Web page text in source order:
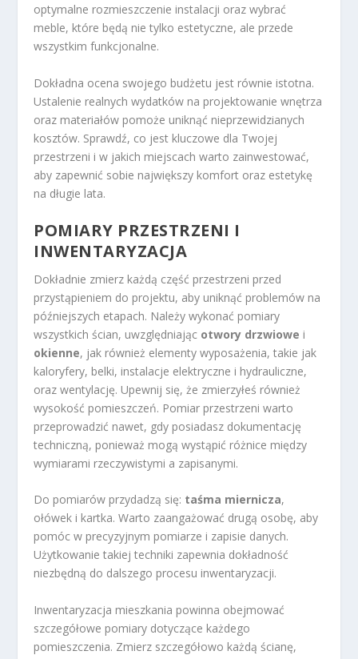
optymalne rozmieszczenie instalacji oraz wybrać
meble, które będą nie tylko estetyczne, ale przede
wszystkim funkcjonalne.
Dokładna ocena swojego budżetu jest równie istotna.
Ustalenie realnych wydatków na projektowanie wnętrza
oraz materiałów pomoże uniknąć nieprzewidzianych
kosztów. Sprawdź, co jest kluczowe dla Twojej
przestrzeni i w jakich miejscach warto zainwestować,
aby zapewnić sobie największy komfort oraz estetykę
na długie lata.
POMIARY PRZESTRZENI I
INWENTARYZACJA
Dokładnie zmierz każdą część przestrzeni przed
przystąpieniem do projektu, aby uniknąć problemów na
późniejszych etapach. Należy wykonać pomiary
wszystkich ścian, uwzględniając otwory drzwiowe i
okienne, jak również elementy wyposażenia, takie jak
kaloryfery, belki, instalacje elektryczne i hydrauliczne,
oraz wentylację. Upewnij się, że zmierzyłeś również
wysokość pomieszczeń. Pomiar przestrzeni warto
przeprowadzić nawet, gdy posiadasz dokumentację
techniczną, ponieważ mogą wystąpić różnice między
wymiarami rzeczywistymi a zapisanymi.
Do pomiarów przydadzą się: taśma miernicza,
ołówek i kartka. Warto zaangażować drugą osobę, aby
pomóc w precyzyjnym pomiarze i zapisie danych.
Użytkowanie takiej techniki zapewnia dokładność
niezbędną do dalszego procesu inwentaryzacji.
Inwentaryzacja mieszkania powinna obejmować
szczegółowe pomiary dotyczące każdego
pomieszczenia. Zmierz szczegółowo każdą ścianę,